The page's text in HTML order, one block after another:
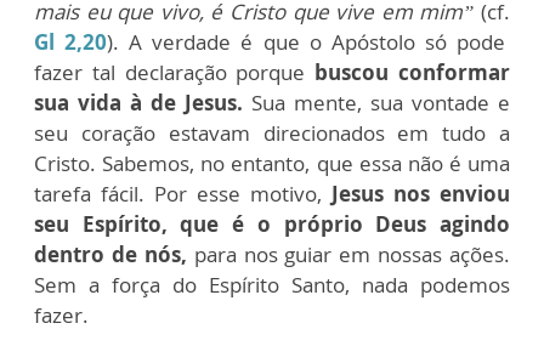
mais eu que vivo, é Cristo que vive em mim” (cf.
Gl 2,20). A verdade é que o Apóstolo só pode
fazer tal declaração porque buscou conformar
sua vida à de Jesus. Sua mente, sua vontade e
seu coração estavam direcionados em tudo a
Cristo. Sabemos, no entanto, que essa não é uma
tarefa fácil. Por esse motivo, Jesus nos enviou
seu Espírito, que é o próprio Deus agindo
dentro de nós, para nos guiar em nossas ações.
Sem a força do Espírito Santo, nada podemos
fazer.